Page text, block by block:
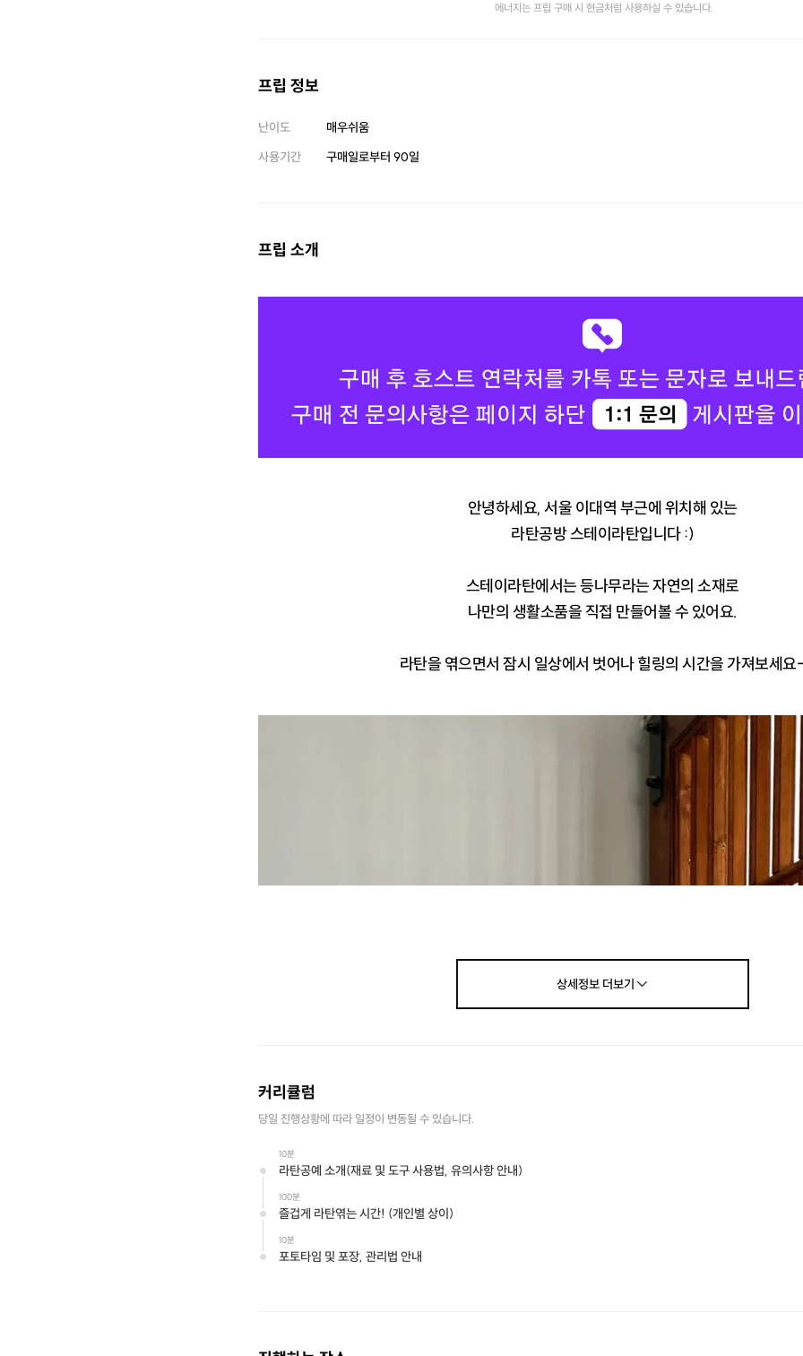
에너지는 프립 구매 시 현금처럼 사용하실 수 있습니다.
프립 정보
난이도
매우쉬움
사용기간
구매일로부터 90일
프립 소개
안녕하세요, 서울 이대역 부근에 위치해 있는
라탄공방 스테이라탄입니다 :)
스테이라탄에서는 등나무라는 자연의 소재로
나만의 생활소품을 직접 만들어볼 수 있어요.
라탄을 엮으면서 잠시 일상에서 벗어나 힐링의 시간을 가져보세
상세정보더보기
커리큘럼
당일 진행상황에 따라 일정이 변동될 수 있습니다.
10분
라탄공예 소개(재료 및 도구 사용법, 유의사항 안내)
100분
즐겁게 라탄엮는 시간! (개인별 상이)
10분
포토타임 및 포장, 관리법 안내